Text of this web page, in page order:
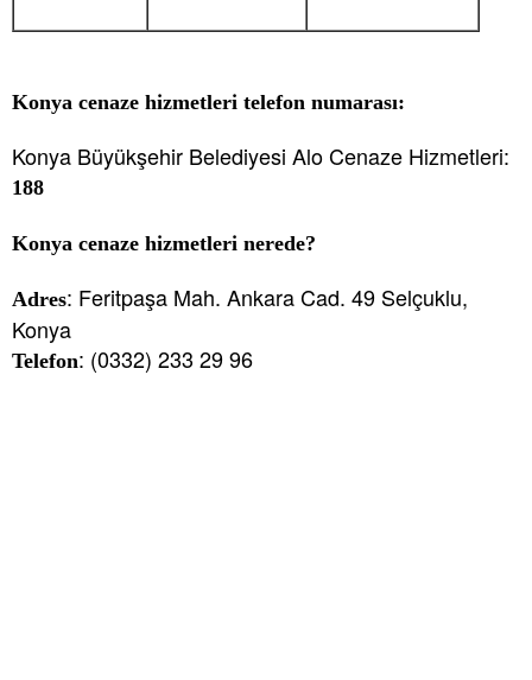
Konya cenaze hizmetleri telefon numarası:
Konya Büyükşehir Belediyesi Alo Cenaze Hizmetleri:
188
Konya cenaze hizmetleri nerede?
Adres: Feritpaşa Mah. Ankara Cad. 49 Selçuklu,
Konya
Telefon: (0332) 233 29 96